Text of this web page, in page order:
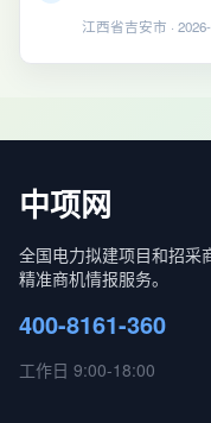
江西省吉安市 ·
中项网
全国电力拟建项目和招采
精准商机情报服务。
400-8161-360
工作日 9:00-18:00